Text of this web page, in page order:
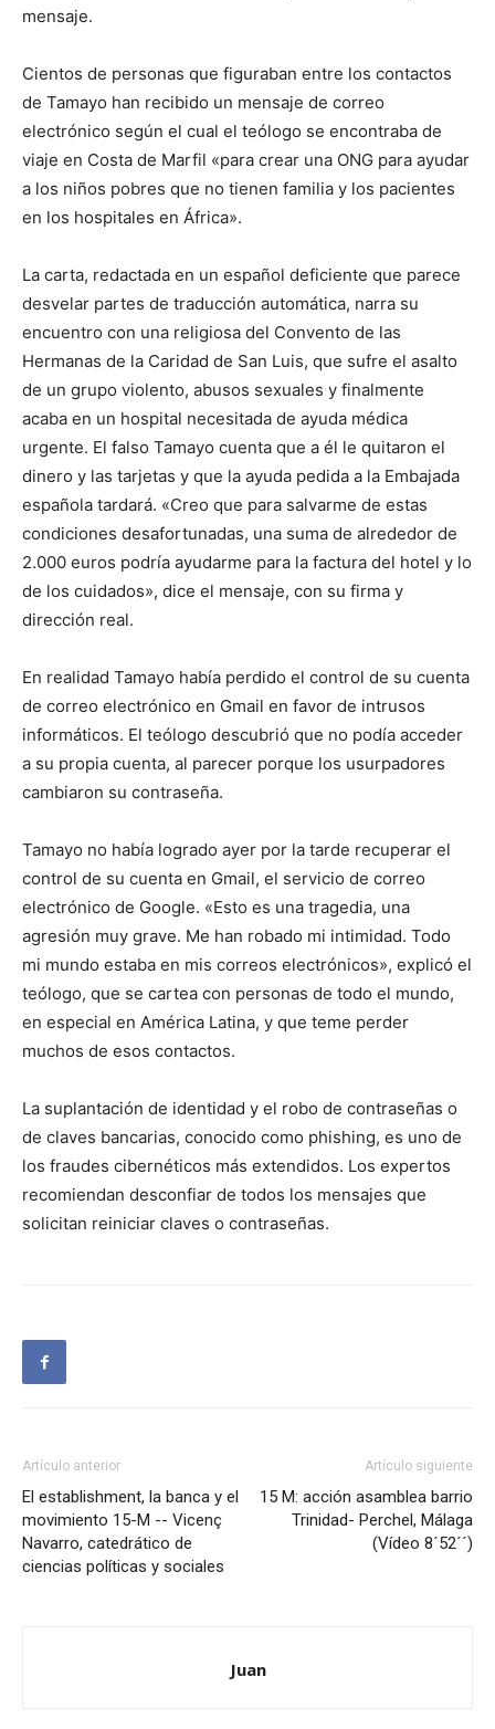
mensaje.
Cientos de personas que figuraban entre los contactos
de Tamayo han recibido un mensaje de correo
electrónico según el cual el teólogo se encontraba de
viaje en Costa de Marfil «para crear una ONG para ayudar
a los niños pobres que no tienen familia y los pacientes
en los hospitales en África».
La carta, redactada en un español deficiente que parece
desvelar partes de traducción automática, narra su
encuentro con una religiosa del Convento de las
Hermanas de la Caridad de San Luis, que sufre el asalto
de un grupo violento, abusos sexuales y finalmente
acaba en un hospital necesitada de ayuda médica
urgente. El falso Tamayo cuenta que a él le quitaron el
dinero y las tarjetas y que la ayuda pedida a la Embajada
española tardará. «Creo que para salvarme de estas
condiciones desafortunadas, una suma de alrededor de
2.000 euros podría ayudarme para la factura del hotel y lo
de los cuidados», dice el mensaje, con su firma y
dirección real.
En realidad Tamayo había perdido el control de su cuenta
de correo electrónico en Gmail en favor de intrusos
informáticos. El teólogo descubrió que no podía acceder
a su propia cuenta, al parecer porque los usurpadores
cambiaron su contraseña.
Tamayo no había logrado ayer por la tarde recuperar el
control de su cuenta en Gmail, el servicio de correo
electrónico de Google. «Esto es una tragedia, una
agresión muy grave. Me han robado mi intimidad. Todo
mi mundo estaba en mis correos electrónicos», explicó el
teólogo, que se cartea con personas de todo el mundo,
en especial en América Latina, y que teme perder
muchos de esos contactos.
La suplantación de identidad y el robo de contraseñas o
de claves bancarias, conocido como phishing, es uno de
los fraudes cibernéticos más extendidos. Los expertos
recomiendan desconfiar de todos los mensajes que
solicitan reiniciar claves o contraseñas.
Artículo anterior
El establishment, la banca y el
movimiento 15-M -- Vicenç
Navarro, catedrático de
ciencias políticas y sociales
Artículo siguiente
15 M: acción asamblea barrio
Trinidad- Perchel, Málaga
(Vídeo 8´52´´)
Juan